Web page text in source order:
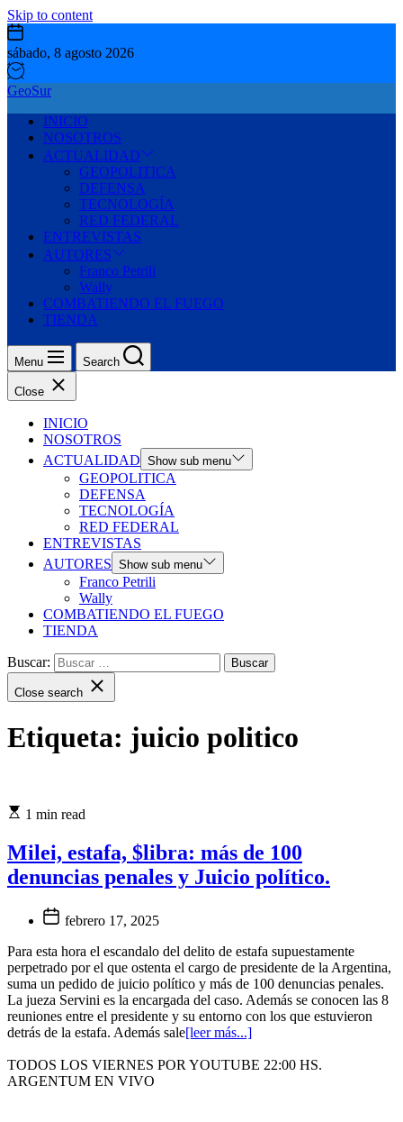
Skip to content
sábado, 8 agosto 2026
GeoSur
INICIO
NOSOTROS
ACTUALIDAD
GEOPOLITICA
DEFENSA
TECNOLOGÍA
RED FEDERAL
ENTREVISTAS
AUTORES
Franco Petrili
Wally
COMBATIENDO EL FUEGO
TIENDA
Menu Search
Close
INICIO
NOSOTROS
ACTUALIDAD Show sub menu
GEOPOLITICA
DEFENSA
TECNOLOGÍA
RED FEDERAL
ENTREVISTAS
AUTORES Show sub menu
Franco Petrili
Wally
COMBATIENDO EL FUEGO
TIENDA
Buscar:
Close search
Etiqueta: juicio politico
1 min read
Milei, estafa, $libra: más de 100
denuncias penales y Juicio político.
febrero 17, 2025
Para esta hora el escandalo del delito de estafa supuestamente
perpetrado por el que ostenta el cargo de presidente de la Argentina,
suma un pedido de juicio político y más de 100 denuncias penales.
La jueza Servini es la encargada del caso. Además se conocen las 8
reuniones entre el presidente y su entorno con los que estuvieron
detrás de la estafa. Además sale[leer más...]
TODOS LOS VIERNES POR YOUTUBE 22:00 HS.
ARGENTUM EN VIVO